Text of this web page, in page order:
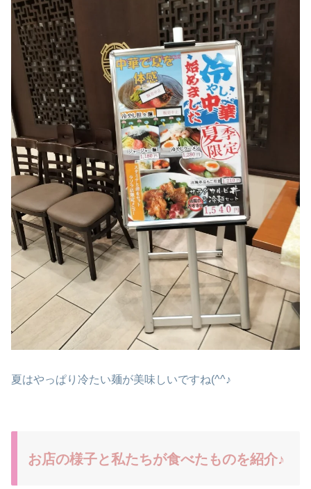
夏はやっぱり冷たい麺が美味しいですね(^^♪
お店の様子と私たちが食べたものを紹介♪